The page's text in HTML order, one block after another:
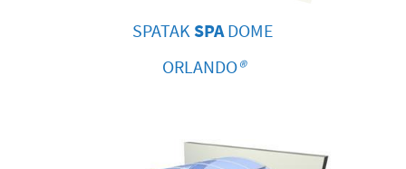
SPATAK SPADOME
ORLANDO®